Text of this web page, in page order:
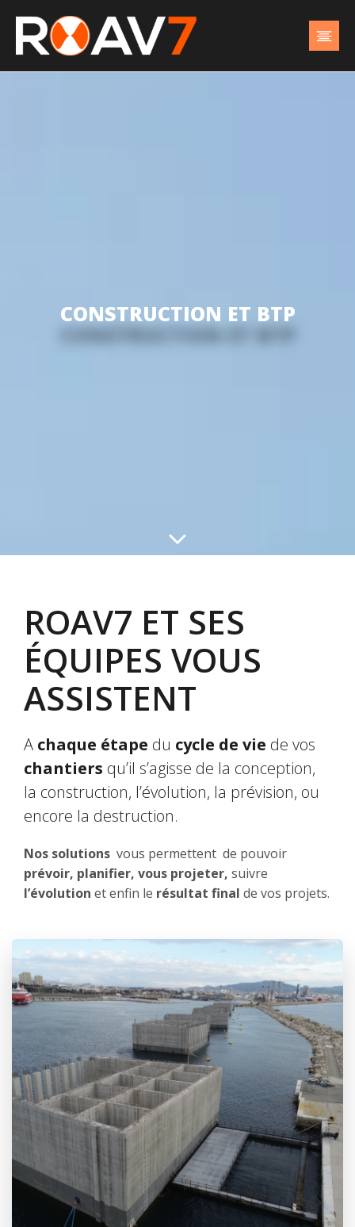
CONSTRUCTION ET BTP
ROAV7 ET SES
ÉQUIPES VOUS
ASSISTENT
A chaque étape du cycle de vie de vos
chantiers qu’il s’agisse de la conception,
la construction, l’évolution, la prévision, ou
encore la destruction.
Nos solutions vous permettent de pouvoir
prévoir, planifier, vous projeter, suivre
l’évolution et enfin le résultat final de vos projets.